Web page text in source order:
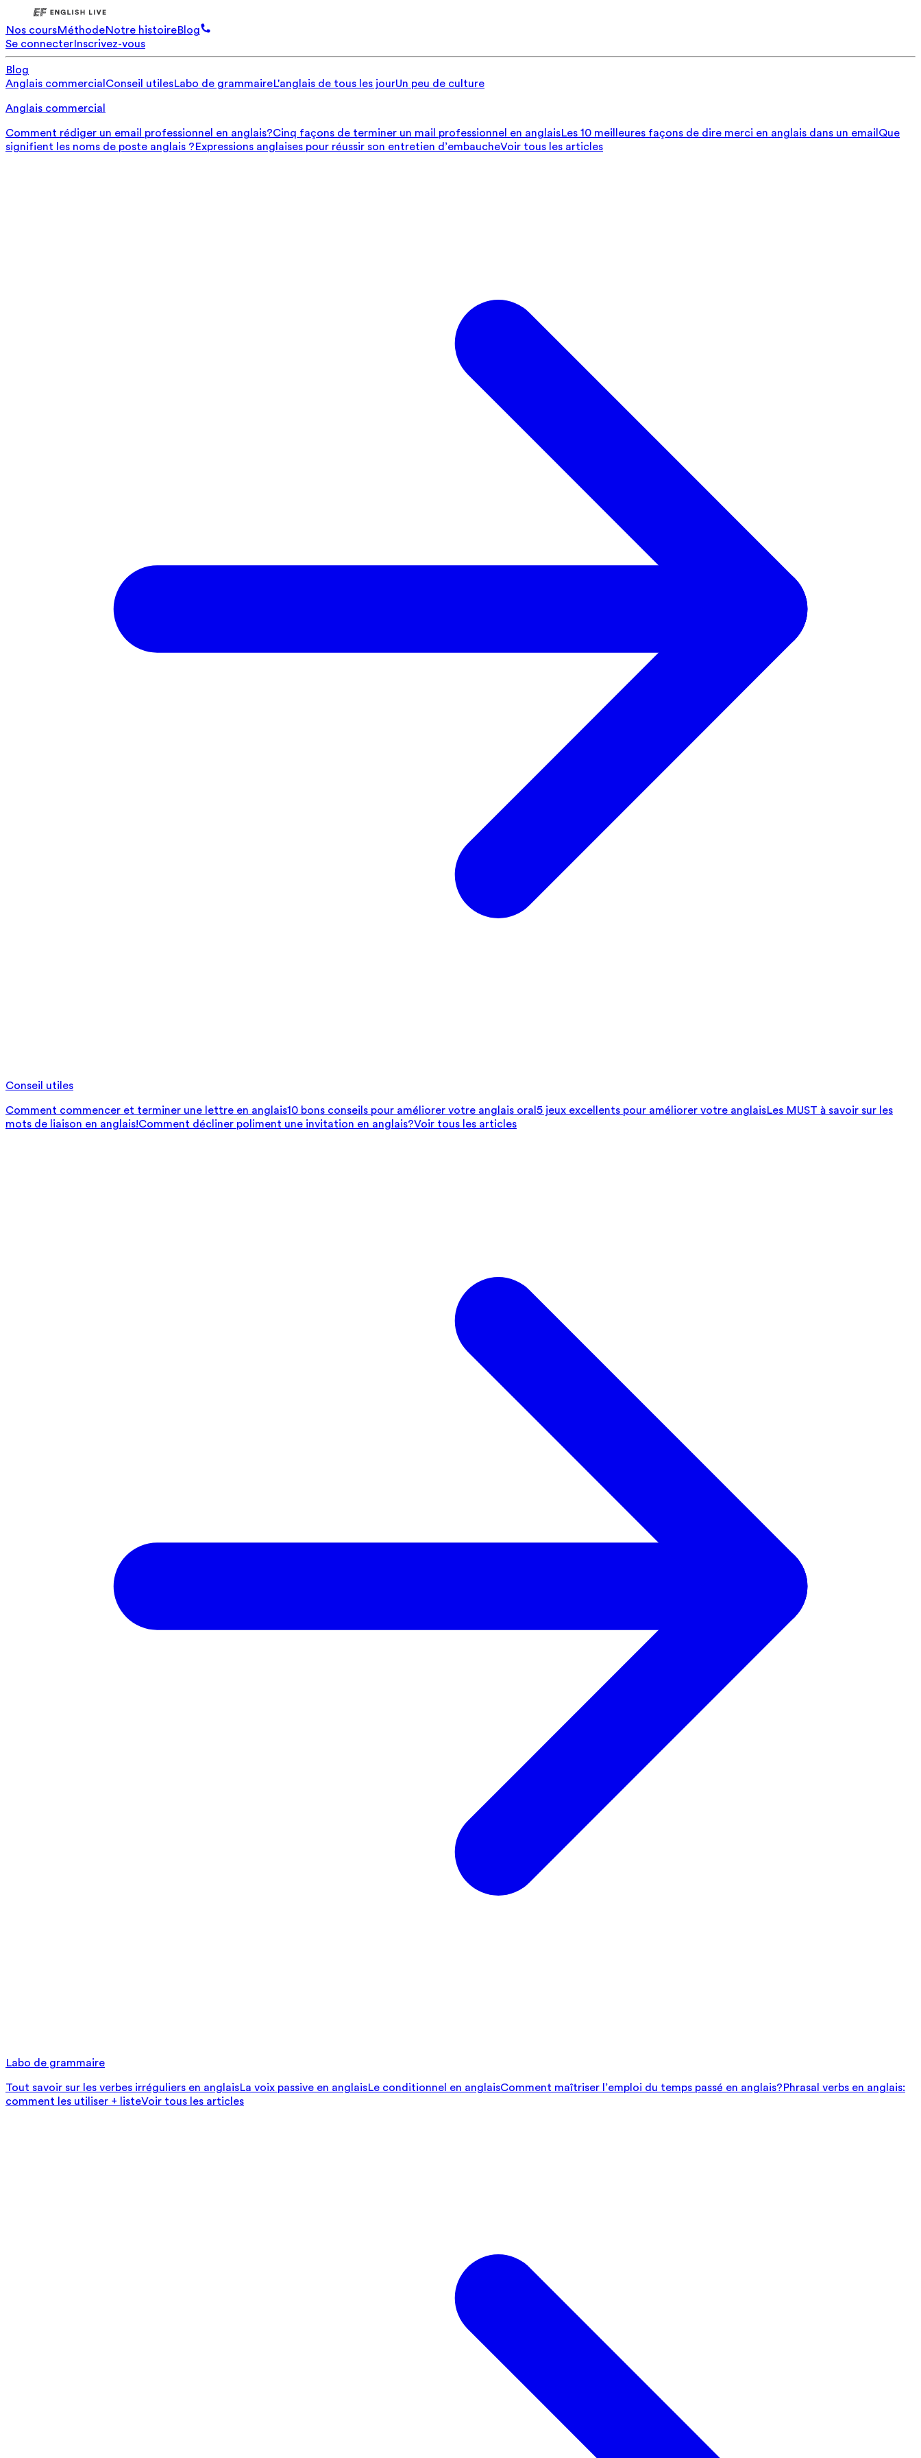
Nos coursMéthodeNotre histoireBlog
Se connecterInscrivez-vous
Blog
Anglais commercial Conseil utilesLabo de grammaireL'anglais de tous les jourUn peu de culture
Anglais commercial
Comment rédiger un email professionnel en anglais?Cinq façons de terminer un mail professionnel en anglaisLes 10 meilleures façons de dire merci en anglais dans un email Que
signifient les noms de poste anglais ?Expressions anglaises pour réussir son entretien d’embaucheVoir tous les articles
Conseil utiles
Comment commencer et terminer une lettre en anglais10 bons conseils pour améliorer votre anglais oral 5 jeux excellents pour améliorer votre anglaisLes MUST à savoir sur les
mots de liaison en anglais!Comment décliner poliment une invitation en anglais?Voir tous les articles
Labo de grammaire
Tout savoir sur les verbes irréguliers en anglaisLa voix passive en anglaisLe conditionnel en anglaisComment maîtriser l’emploi du temps passé en anglais?Phrasal verbs en anglais:
comment les utiliser + listeVoir tous les articles